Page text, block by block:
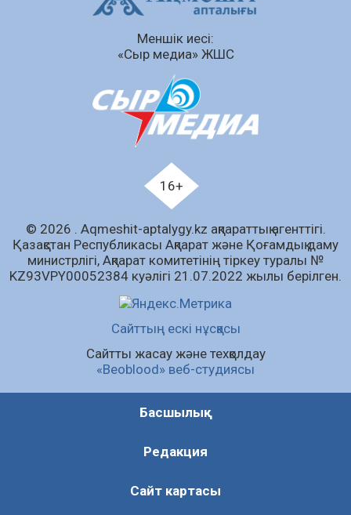
Сыбайлас жемқорлық
ашықтығы мен қолжетімділігін арттыру
«Дауыс беру учаскесін қалай табуға болады?»￼
07.08.2026 75 0
Барлық жаңалық
Меншік иесі:
«Сыр медиа» ЖШС
16+
© 2026 . Аqmeshit-aptalygy.kz ақпараттық агенттігі.
Қазақстан Республикасы Ақпарат және Қоғамдық даму
министрлігі, Ақпарат комитетінің тіркеу туралы №
KZ93VPY00052384 куәлігі 21.07.2022 жылы берілген.
Сайттың ескі нұсқасы
Сайтты жасау және техқолдау
«Beoblood» веб-студиясы
Басшылық
Редакция
Сайт картасы